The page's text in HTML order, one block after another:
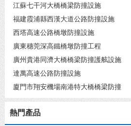
江蘇七干河大橋橋梁防撞設施
福建霞浦縣西漢大道公路防撞設施
西塔高速公路橋墩防撞設施
廣東穗莞深高鐵橋墩防撞工程
廣州貴港同濟大橋橋梁防撞護舷設施
達萬高速公路防撞設施
廈門市翔安機場南港特大橋橋梁防撞
熱門產品